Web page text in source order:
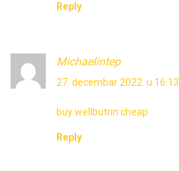
Reply
Michaelintep
27. decembar 2022. u 16:13
buy wellbutrin cheap
Reply